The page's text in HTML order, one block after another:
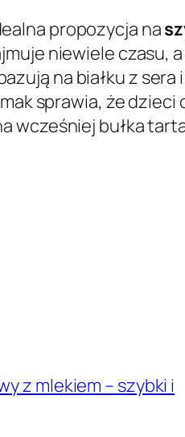
propozycja na
niewiele czasu,
na białku z
sprawia, że
wcześniej bułka
z mlekiem – szybki i